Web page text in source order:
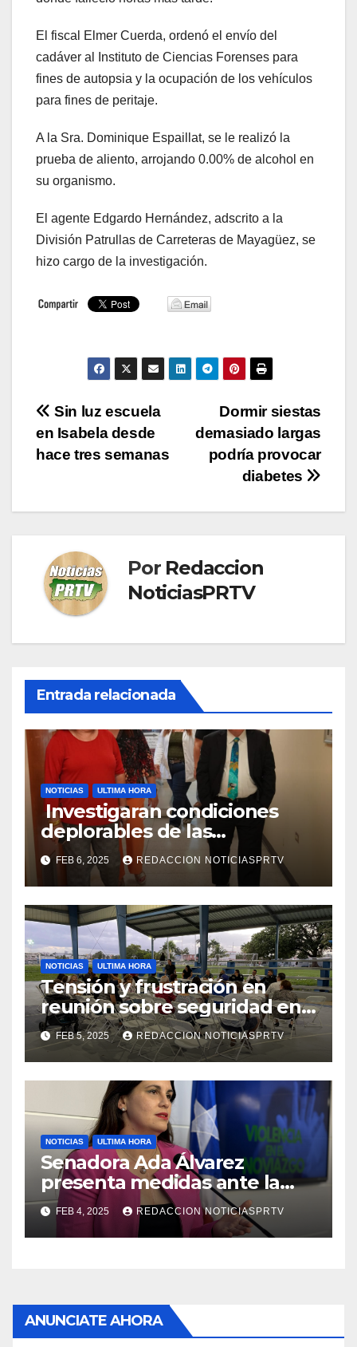
El fiscal Elmer Cuerda, ordenó el envío del
cadáver al Instituto de Ciencias Forenses para
fines de autopsia y la ocupación de los vehículos
para fines de peritaje.
A la Sra. Dominique Espaillat, se le realizó la
prueba de aliento, arrojando 0.00% de alcohol en
su organismo.
El agente Edgardo Hernández, adscrito a la
División Patrullas de Carreteras de Mayagüez, se
hizo cargo de la investigación.
Navegación
de
Dormir siestas
demasiado largas
podría provocar
diabetes
Sin luz escuela
en Isabela desde
hace tres semanas
Por Redaccion
NoticiasPRTV
Entrada relacionada
NOTICIAS ULTIMA HORA
Investigaran condiciones
deplorables de las
facilidades el Departamento
de la Salud en Mayagüez
FEB 6, 2025 REDACCION NOTICIASPRTV
NOTICIAS ULTIMA HORA
Tensión y frustración en
reunión sobre seguridad en
Reparto Metropolitano
FEB 5, 2025 REDACCION NOTICIASPRTV
NOTICIAS ULTIMA HORA
Senadora Ada Álvarez
presenta medidas ante la
violencia en el noviazgo
FEB 4, 2025 REDACCION NOTICIASPRTV
ANUNCIATE AHORA